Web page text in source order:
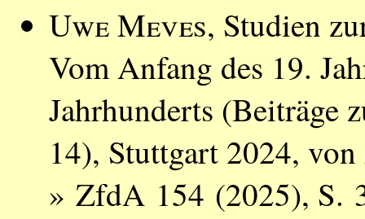
Uwe Meves, Studien
Vom Anfang des 19.
Jahrhunderts (Beiträge
14), Stuttgart 2024, von
» ZfdA 154 (2025), S.